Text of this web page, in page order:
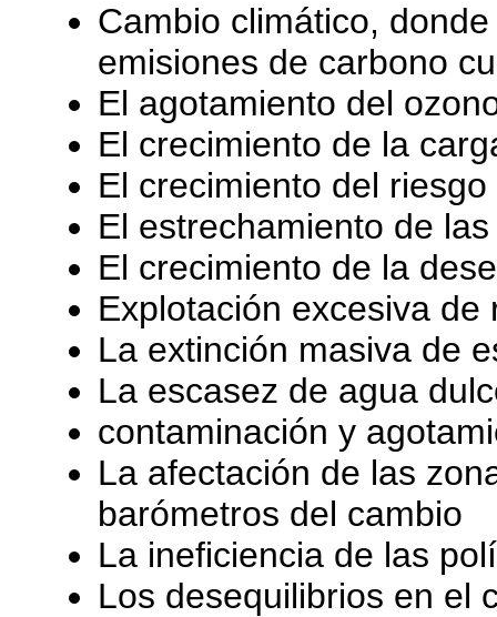
Cambio climático,
emisiones de carbono
El agotamiento del
El crecimiento de la
El crecimiento del
El estrechamiento de
El crecimiento de la
Explotación excesiva
La extinción masiva de
La escasez de agua
contaminación y
La afectación de las
barómetros del cambio
La ineficiencia de las
Los desequilibrios en el